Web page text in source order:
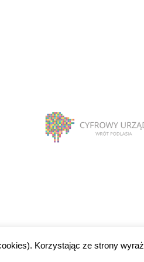
Korzystając ze strony